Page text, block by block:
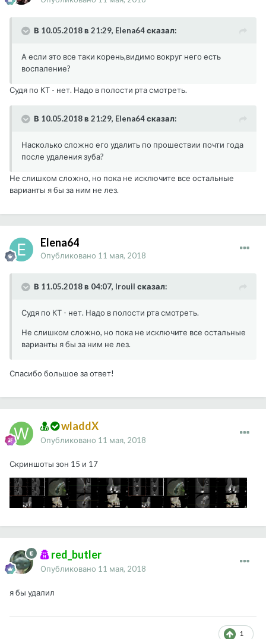
В 10.05.2018 в 21:29, Elena64 сказал:
А если это все таки корень,видимо вокруг него есть
воспаление?
Судя по КТ - нет. Надо в полости рта смотреть.
В 10.05.2018 в 21:29, Elena64 сказал:
Насколько сложно его удалить по прошествии почти года
после удаления зуба?
Не слишком сложно, но пока не исключите все остальные
варианты я бы за ним не лез.
Elena64
Опубликовано 11 мая, 2018
В 11.05.2018 в 04:07, Irouil сказал:
Судя по КТ - нет. Надо в полости рта смотреть.
Не слишком сложно, но пока не исключите все остальные
варианты я бы за ним не лез.
Спасибо большое за ответ!
wladdX
Опубликовано 11 мая, 2018
Скриншоты зон 15 и 17
red_butler
Опубликовано 11 мая, 2018
я бы удалил
1